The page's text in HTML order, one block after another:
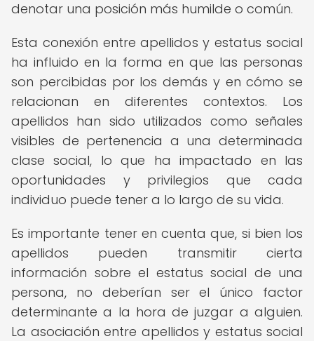
denotar una posición más humilde o común.
Esta conexión entre apellidos y estatus social
ha influido en la forma en que las personas
son percibidas por los demás y en cómo se
relacionan en diferentes contextos. Los
apellidos han sido utilizados como señales
visibles de pertenencia a una determinada
clase social, lo que ha impactado en las
oportunidades y privilegios que cada
individuo puede tener a lo largo de su vida.
Es importante tener en cuenta que, si bien los
apellidos pueden transmitir cierta
información sobre el estatus social de una
persona, no deberían ser el único factor
determinante a la hora de juzgar a alguien.
La asociación entre apellidos y estatus social